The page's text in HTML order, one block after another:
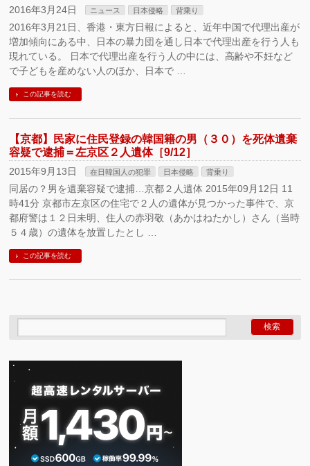
2016年3月24日 ニュース 日本侵略 背乗り
2016年3月21日、香港・東方日報によると、近年中国で代理出産が
増加傾向にある中、日本の暴力団を通し日本で代理出産を行う人も
現れている。 日本で代理出産を行う人の中には、高齢や不妊など
で子どもを産めない人のほか、日本で …
この記事を読む
【京都】民家に住民登録の韓国籍の男（３０）を死体遺棄
容疑で逮捕＝左京区２人遺体［9/12］
2015年9月13日 在日韓国人の犯罪 日本侵略 背乗り
同居の？男を遺棄容疑で逮捕…京都２人遺体 2015年09月12日 11
時41分 京都市左京区の住宅で２人の遺体が見つかった事件で、京
都府警は１２日未明、住人の赤羽敬（あかはねたかし）さん（当時
５４歳）の遺体を放置したとし …
この記事を読む